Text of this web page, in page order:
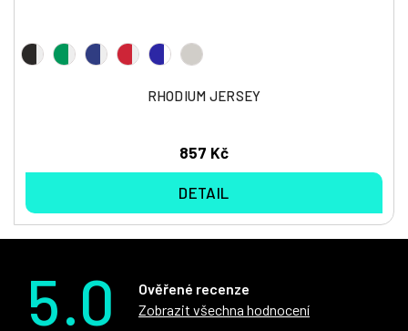
RHODIUM JERSEY
857 Kč
DETAIL
5.0
Ověřené recenze
Zobrazit všechna hodnocení